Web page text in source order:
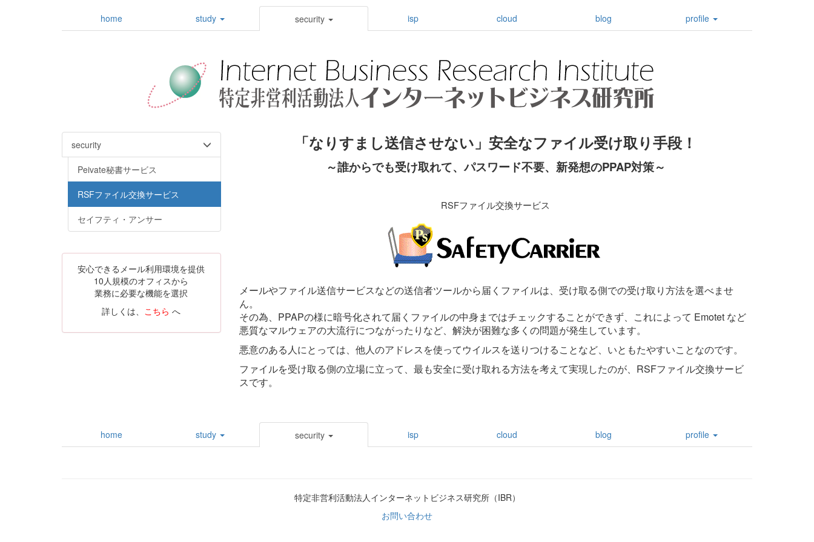
home study security isp cloud blog profile
「なりすまし送信させない」安全なファイル受け取り手段！
～誰からでも受け取れて、パスワード不要、新発想のPPAP対策～
RSFファイル交換サービス
メールやファイル送信サービスなどの送信者ツールから届くファイルは、受け取る側での受け取り方法を選べませ
ん。
その為、PPAPの様に暗号化されて届くファイルの中身まではチェックすることができず、これによって Emotet など
悪質なマルウェアの大流行につながったりなど、解決が困難な多くの問題が発生しています。
悪意のある人にとっては、他人のアドレスを使ってウイルスを送りつけることなど、いともたやすいことなのです。
ファイルを受け取る側の立場に立って、最も安全に受け取れる方法を考えて実現したのが、RSFファイル交換サービ
スです。
security
Peivate秘書サービス
RSFファイル交換サービス
セイフティ・アンサー
安心できるメール利用環境を提供
10人規模のオフィスから
業務に必要な機能を選択
詳しくは、 こちら へ
home study security isp cloud blog profile
特定非営利活動法人インターネットビジネス研究所（IBR）
お問い合わせ